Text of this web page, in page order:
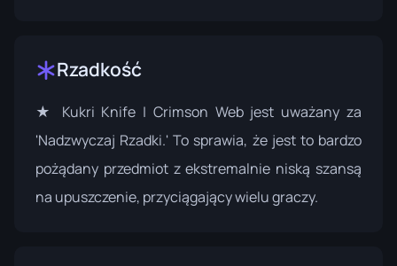
Rzadkość
★ Kukri Knife | Crimson Web jest uważany za
'Nadzwyczaj Rzadki.' To sprawia, że jest to bardzo
pożądany przedmiot z ekstremalnie niską szansą
na upuszczenie, przyciągający wielu graczy.